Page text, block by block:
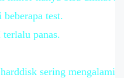
test.
panas.
sering mengalami